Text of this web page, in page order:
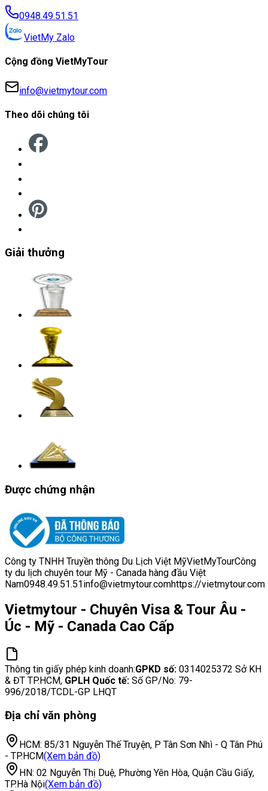
0948.49.51.51
VietMy Zalo
Cộng đồng VietMyTour
info@vietmytour.com
Theo dõi chúng tôi
Giải thưởng
Được chứng nhận
Công ty TNHH Truyền thông Du Lịch Việt MỹVietMyTourCông
ty du lịch chuyên tour Mỹ - Canada hàng đầu Việt
Nam0948.49.51.51info@vietmytour.comhttps://vietmytour.com
Vietmytour - Chuyên Visa & Tour Âu -
Úc - Mỹ - Canada Cao Cấp
Thông tin giấy phép kinh doanh:GPKD số: 0314025372 Sở KH
& ĐT TP.HCM, GPLH Quốc tế: Số GP/No: 79-
996/2018/TCDL-GP LHQT
Địa chỉ văn phòng
HCM: 85/31 Nguyễn Thế Truyện, P Tân Sơn Nhì - Q Tân Phú
- TP.HCM(Xem bản đồ)
HN: 02 Nguyễn Thị Duệ, Phường Yên Hòa, Quận Cầu Giấy,
TP.Hà Nội(Xem bản đồ)